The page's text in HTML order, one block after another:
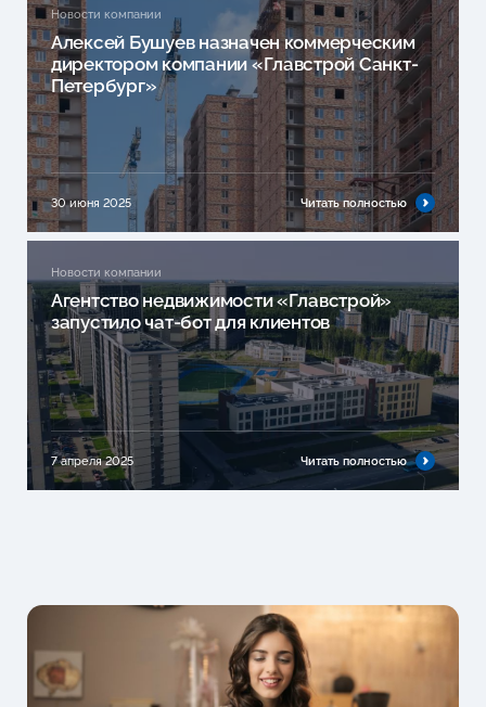
Новости компании
Алексей Бушуев назначен коммерческим
директором компании «Главстрой Санкт-
Петербург»
30 июня 2025 Читать полностью
Новости компании
Агентство недвижимости «Главстрой»
запустило чат-бот для клиентов
7 апреля 2025 Читать полностью